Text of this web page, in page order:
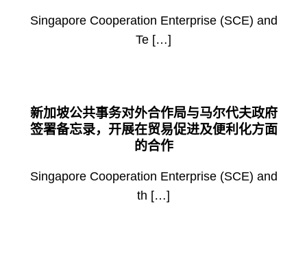
Singapore Cooperation Enterprise (SCE) and
Te […]
新加坡公共事务对外合作局与马尔代夫政府
签署备忘录，开展在贸易促进及便利化方面
的合作
Singapore Cooperation Enterprise (SCE) and
th […]